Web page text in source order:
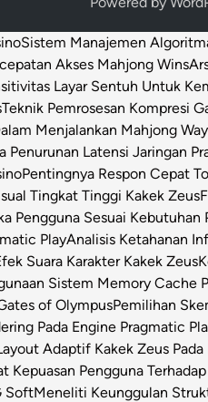
Sistem Manajemen
Akses Mahjong Wins
Layar Sentuh Untuk
Teknik Pemrosesan Kompresi
Menjalankan Mahjong
Penurunan Latensi Jaringan
Pentingnya Respon Cepat
Tingkat Tinggi Kakek Zeus
Pengguna Sesuai Kebutuhan
PlayAnalisis Ketahanan
Suara Karakter Kakek Zeus
Sistem Memory Cache
of OlympusPemilihan
Pada Engine Pragmatic
Adaptif Kakek Zeus Pada
Kepuasan Pengguna
SoftMeneliti Keunggulan